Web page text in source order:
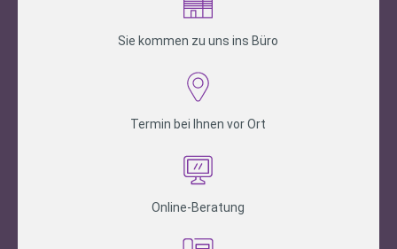
Sie kommen zu uns ins Büro
Termin bei Ihnen vor Ort
Online-Beratung